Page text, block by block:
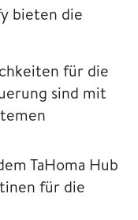
bieten die
für die
sind mit
TaHoma Hub
für die